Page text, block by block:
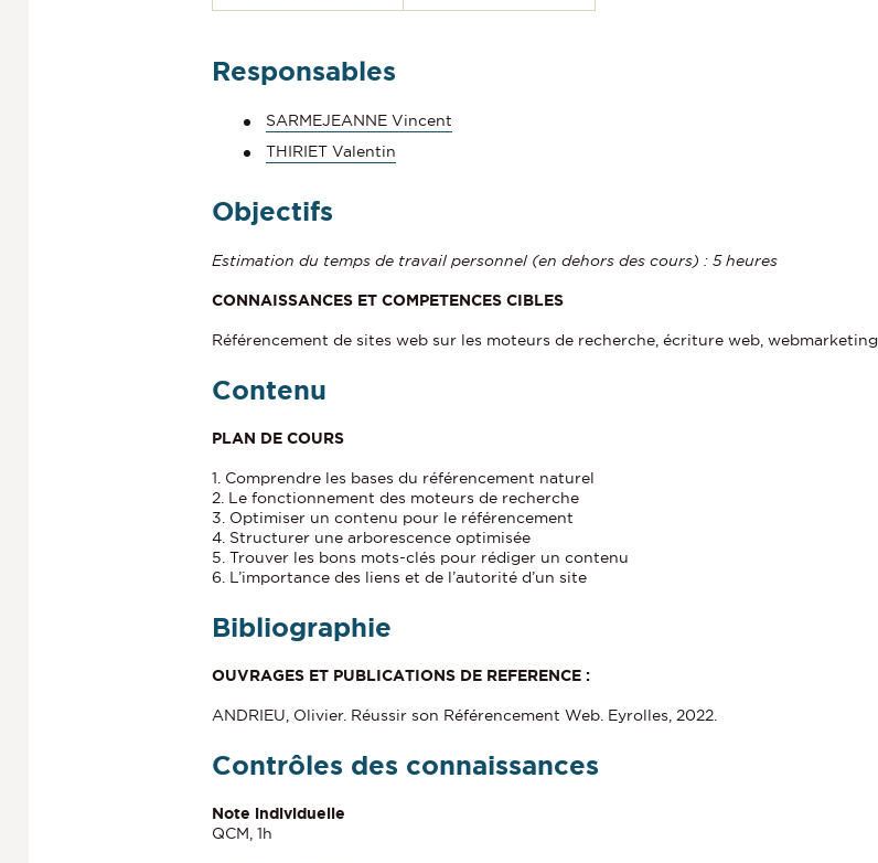
Responsables
SARMEJEANNE Vincent
THIRIET Valentin
Objectifs
Estimation du temps de travail personnel (en dehors des cours) : 5 heures
CONNAISSANCES ET COMPETENCES CIBLES
Référencement de sites web sur les moteurs de recherche, écriture web, webmarketing.
Contenu
PLAN DE COURS
1. Comprendre les bases du référencement naturel
2. Le fonctionnement des moteurs de recherche
3. Optimiser un contenu pour le référencement
4. Structurer une arborescence optimisée
5. Trouver les bons mots-clés pour rédiger un contenu
6. L’importance des liens et de l’autorité d’un site
Bibliographie
OUVRAGES ET PUBLICATIONS DE REFERENCE :
ANDRIEU, Olivier. Réussir son Référencement Web. Eyrolles, 2022.
Contrôles des connaissances
Note individuelle
QCM, 1h